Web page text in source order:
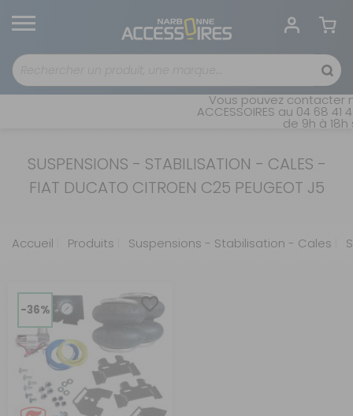
Vous pouvez contacter
ACCESSOIRES au 04 68
de 9h à
SUSPENSIONS - STABILISATION - CALES -
FIAT DUCATO CITROEN C25 PEUGEOT J5
Accueil Produits Suspensions - Stabilisation - Cales
-36%